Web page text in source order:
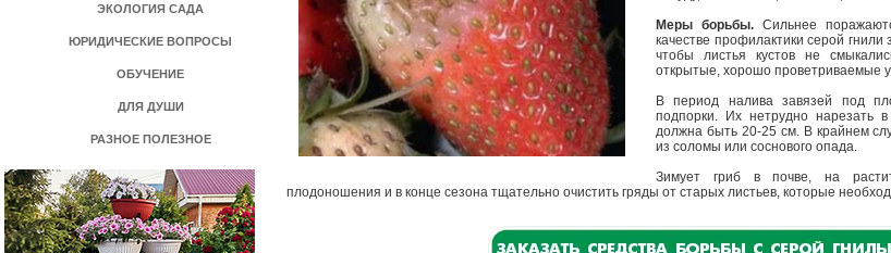
ЭКОЛОГИЯ САДА
ЮРИДИЧЕСКИЕ ВОПРОСЫ
ОБУЧЕНИЕ
ДЛЯ ДУШИ
РАЗНОЕ ПОЛЕЗНОЕ
Меры борьбы. Сильнее
качестве профилактики серой
чтобы листья кустов не
открытые, хорошо проветриваемые
В период налива завязей под
подпорки. Их нетрудно нарезать
должна быть 20-25 см. В крайнем
из соломы или соснового опада.
Зимует гриб в почве, на
плодоношения и в конце сезона тщательно очистить гряды от старых листьев, которые